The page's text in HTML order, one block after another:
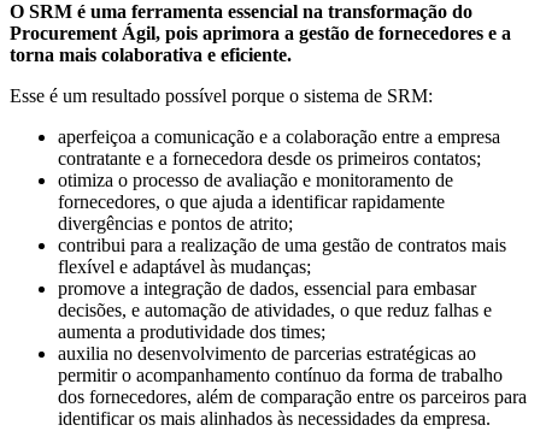
O SRM é uma ferramenta essencial na transformação do
Procurement Ágil, pois aprimora a gestão de fornecedores e a
torna mais colaborativa e eficiente.
Esse é um resultado possível porque o sistema de SRM:
aperfeiçoa a comunicação e a colaboração entre a empresa
contratante e a fornecedora desde os primeiros contatos;
otimiza o processo de avaliação e monitoramento de
fornecedores, o que ajuda a identificar rapidamente
divergências e pontos de atrito;
contribui para a realização de uma gestão de contratos mais
flexível e adaptável às mudanças;
promove a integração de dados, essencial para embasar
decisões, e automação de atividades, o que reduz falhas e
aumenta a produtividade dos times;
auxilia no desenvolvimento de parcerias estratégicas ao
permitir o acompanhamento contínuo da forma de trabalho
dos fornecedores, além de comparação entre os parceiros para
identificar os mais alinhados às necessidades da empresa.